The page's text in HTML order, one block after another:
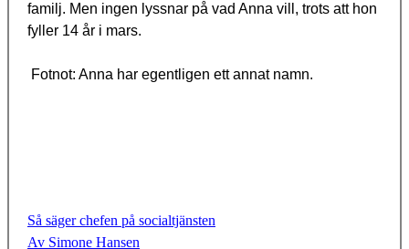
familj. Men ingen lyssnar på vad Anna vill, trots att hon
fyller 14 år i mars.
Fotnot: Anna har egentligen ett annat namn.
Så säger chefen på socialtjänsten
Av Simone Hansen